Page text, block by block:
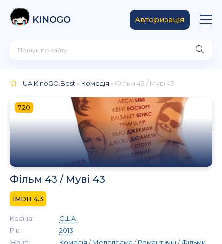
KINOGO Авторизація
UA.KinoGO.Best » Комедія » Фільм 43 / Муві 43
720
Фільм 43 / Муві 43
4.3
Країна:
США
Рік:
2013
Жанр:
Комедія /Мелодрама /Романтичні/Фільми